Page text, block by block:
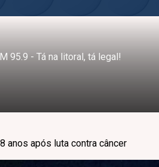
95.9 - Tá na litoral, tá legal!
anos após luta contra câncer